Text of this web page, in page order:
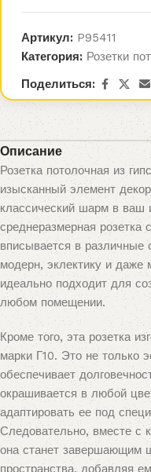
Артикул: P95411
Категория: Розетки
Поделиться:
Описание
Розетка потолочная из
изысканный элемент
классический шарм в ваш
среднеразмерная розетка
вписывается в различные
модерн, эклектику и
идеально подходит для
любом помещении.
Кроме того, эта розетка
марки Г10. Это не только
обеспечивает
окрашивается в любой
адаптировать ее под
Следовательно, вместе с
она станет завершающим
пространства, добавляя